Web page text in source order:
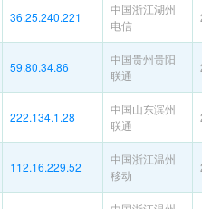
36.25.240.221
中国浙江湖州
电信
59.80.34.86
中国贵州贵阳
联通
222.134.1.28
中国山东滨州
联通
112.16.229.52
中国浙江温州
移动